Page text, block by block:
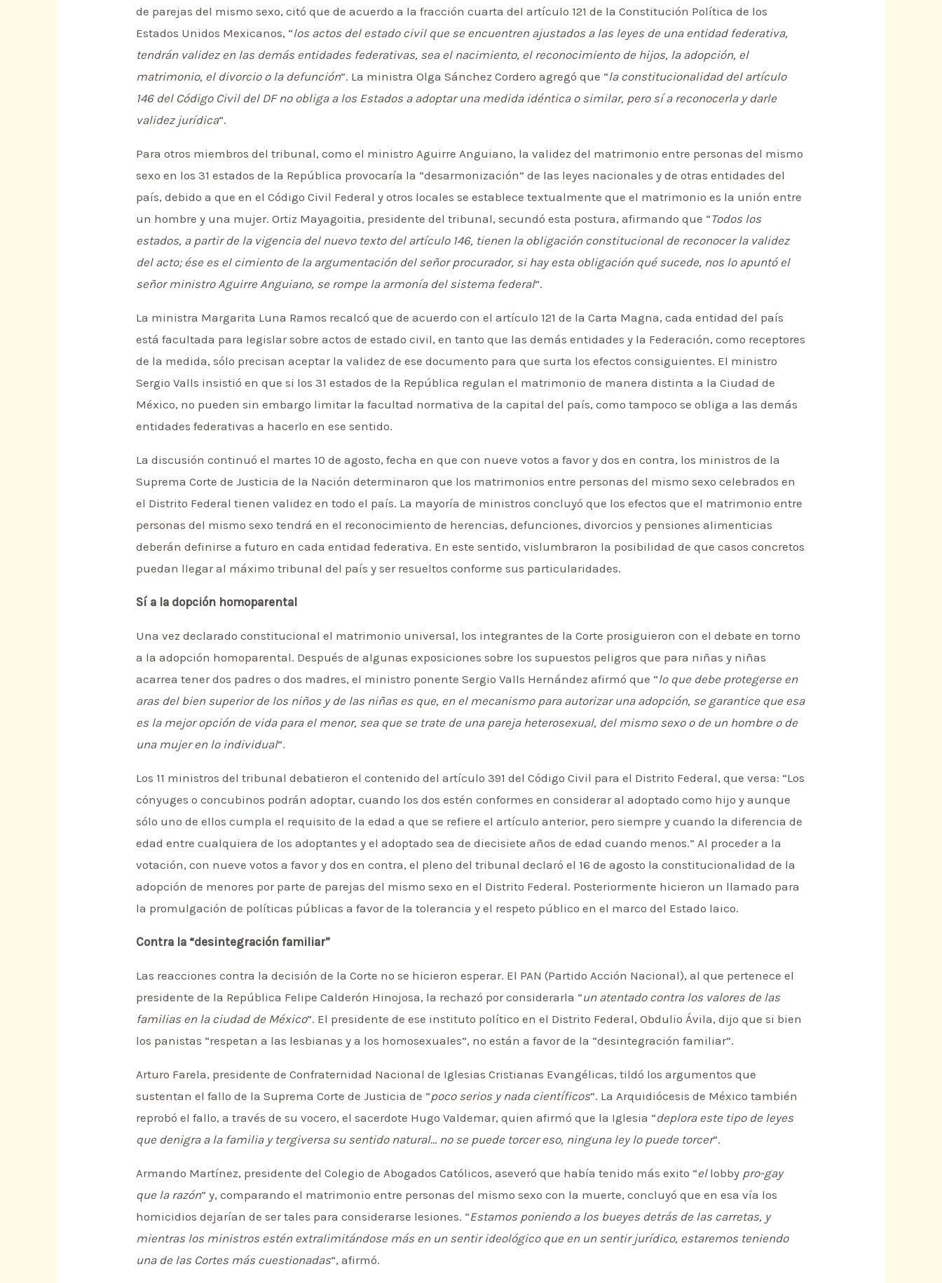
de parejas del mismo sexo, citó que de acuerdo a la fracción cuarta del artículo 121 de la Constitución Política de los
Estados Unidos Mexicanos, “los actos del estado civil que se encuentren ajustados a las leyes de una entidad federativa,
tendrán validez en las demás entidades federativas, sea el nacimiento, el reconocimiento de hijos, la adopción, el
matrimonio, el divorcio o la defunción”. La ministra Olga Sánchez Cordero agregó que “la constitucionalidad del artículo
146 del Código Civil del DF no obliga a los Estados a adoptar una medida idéntica o similar, pero sí a reconocerla y darle
validez jurídica“.
Para otros miembros del tribunal, como el ministro Aguirre Anguiano, la validez del matrimonio entre personas del mismo
sexo en los 31 estados de la República provocaría la “desarmonización” de las leyes nacionales y de otras entidades del
país, debido a que en el Código Civil Federal y otros locales se establece textualmente que el matrimonio es la unión entre
un hombre y una mujer. Ortiz Mayagoitia, presidente del tribunal, secundó esta postura, afirmando que “Todos los
estados, a partir de la vigencia del nuevo texto del artículo 146, tienen la obligación constitucional de reconocer la validez
del acto; ése es el cimiento de la argumentación del señor procurador, si hay esta obligación qué sucede, nos lo apuntó el
señor ministro Aguirre Anguiano, se rompe la armonía del sistema federal”.
La ministra Margarita Luna Ramos recalcó que de acuerdo con el artículo 121 de la Carta Magna, cada entidad del país
está facultada para legislar sobre actos de estado civil, en tanto que las demás entidades y la Federación, como receptores
de la medida, sólo precisan aceptar la validez de ese documento para que surta los efectos consiguientes. El ministro
Sergio Valls insistió en que si los 31 estados de la República regulan el matrimonio de manera distinta a la Ciudad de
México, no pueden sin embargo limitar la facultad normativa de la capital del país, como tampoco se obliga a las demás
entidades federativas a hacerlo en ese sentido.
La discusión continuó el martes 10 de agosto, fecha en que con nueve votos a favor y dos en contra, los ministros de la
Suprema Corte de Justicia de la Nación determinaron que los matrimonios entre personas del mismo sexo celebrados en
el Distrito Federal tienen validez en todo el país. La mayoría de ministros concluyó que los efectos que el matrimonio entre
personas del mismo sexo tendrá en el reconocimiento de herencias, defunciones, divorcios y pensiones alimenticias
deberán definirse a futuro en cada entidad federativa. En este sentido, vislumbraron la posibilidad de que casos concretos
puedan llegar al máximo tribunal del país y ser resueltos conforme sus particularidades.
Sí a la dopción homoparental
Una vez declarado constitucional el matrimonio universal, los integrantes de la Corte prosiguieron con el debate en torno
a la adopción homoparental. Después de algunas exposiciones sobre los supuestos peligros que para niñas y niñas
acarrea tener dos padres o dos madres, el ministro ponente Sergio Valls Hernández afirmó que “lo que debe protegerse en
aras del bien superior de los niños y de las niñas es que, en el mecanismo para autorizar una adopción, se garantice que esa
es la mejor opción de vida para el menor, sea que se trate de una pareja heterosexual, del mismo sexo o de un hombre o de
una mujer en lo individual“.
Los 11 ministros del tribunal debatieron el contenido del artículo 391 del Código Civil para el Distrito Federal, que versa: “Los
cónyuges o concubinos podrán adoptar, cuando los dos estén conformes en considerar al adoptado como hijo y aunque
sólo uno de ellos cumpla el requisito de la edad a que se refiere el artículo anterior, pero siempre y cuando la diferencia de
edad entre cualquiera de los adoptantes y el adoptado sea de diecisiete años de edad cuando menos.” Al proceder a la
votación, con nueve votos a favor y dos en contra, el pleno del tribunal declaró el 16 de agosto la constitucionalidad de la
adopción de menores por parte de parejas del mismo sexo en el Distrito Federal. Posteriormente hicieron un llamado para
la promulgación de políticas públicas a favor de la tolerancia y el respeto público en el marco del Estado laico.
Contra la “desintegración familiar”
Las reacciones contra la decisión de la Corte no se hicieron esperar. El PAN (Partido Acción Nacional), al que pertenece el
presidente de la República Felipe Calderón Hinojosa, la rechazó por considerarla “un atentado contra los valores de las
familias en la ciudad de México”. El presidente de ese instituto político en el Distrito Federal, Obdulio Ávila, dijo que si bien
los panistas “respetan a las lesbianas y a los homosexuales”, no están a favor de la “desintegración familiar”.
Arturo Farela, presidente de Confraternidad Nacional de Iglesias Cristianas Evangélicas, tildó los argumentos que
sustentan el fallo de la Suprema Corte de Justicia de “poco serios y nada científicos“. La Arquidiócesis de México también
reprobó el fallo, a través de su vocero, el sacerdote Hugo Valdemar, quien afirmó que la Iglesia “deplora este tipo de leyes
que denigra a la familia y tergiversa su sentido natural… no se puede torcer eso, ninguna ley lo puede torcer”.
Armando Martínez, presidente del Colegio de Abogados Católicos, aseveró que había tenido más exito “ellobby pro-gay
que la razón” y, comparando el matrimonio entre personas del mismo sexo con la muerte, concluyó que en esa vía los
homicidios dejarían de ser tales para considerarse lesiones. “Estamos poniendo a los bueyes detrás de las carretas, y
mientras los ministros estén extralimitándose más en un sentir ideológico que en un sentir jurídico, estaremos teniendo
una de las Cortes más cuestionadas“, afirmó.